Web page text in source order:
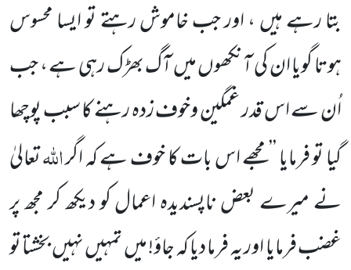
بتا رہے ہیں ، اور جب خاموش رہتے تو ایسا محسوس
ہوتا گویا ان کی آنکھوں میں آگ بھڑک رہی ہے ، جب
اُن سے اس قدر غمگین وخوف زدہ رہنے کا سبب پوچھا
گیا تو فرمایا ’’مجھے اس بات کا خوف ہے کہ اگراللہتعالیٰ
نے میرے بعض ناپسندیدہ اعمال کو دیکھ کر مجھ پر
غضب فرمایا اور یہ فرما دیا کہ جاؤ! میں تمہیں نہیں بخشتا تو